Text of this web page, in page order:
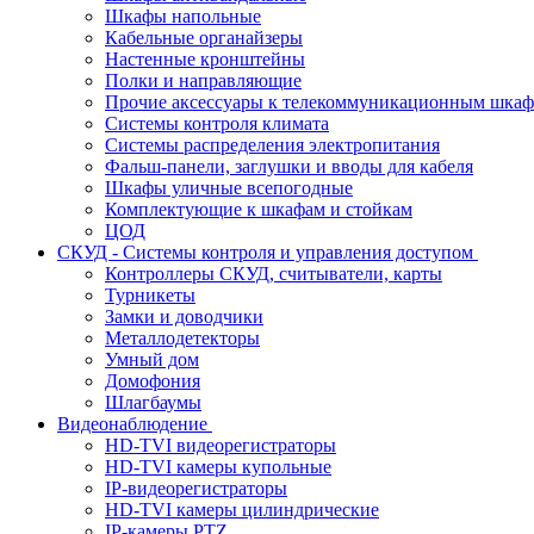
Шкафы напольные
Кабельные органайзеры
Настенные кронштейны
Полки и направляющие
Прочие аксессуары к телекоммуникационным
Системы контроля климата
Системы распределения электропитания
Фальш-панели, заглушки и вводы для кабеля
Шкафы уличные всепогодные
Комплектующие к шкафам и стойкам
ЦОД
СКУД - Системы контроля и управления доступом
Контроллеры СКУД, считыватели, карты
Турникеты
Замки и доводчики
Металлодетекторы
Умный дом
Домофония
Шлагбаумы
Видеонаблюдение
HD-TVI видеорегистраторы
HD-TVI камеры купольные
IP-видеорегистраторы
HD-TVI камеры цилиндрические